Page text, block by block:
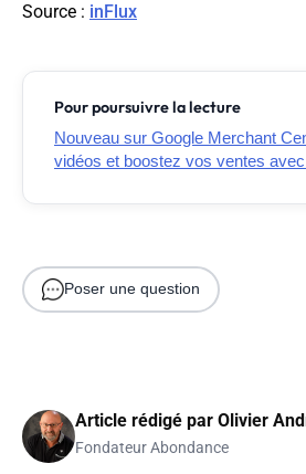
Source : inFlux
Pour poursuivre la lecture
Nouveau sur Google Merchant
vidéos et boostez vos ventes
Poser une question
Article rédigé par Olivier
Fondateur Abondance